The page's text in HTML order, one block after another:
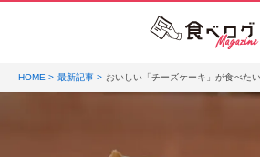
HOME 最新記事 おいしい「チーズケーキ」が食べた